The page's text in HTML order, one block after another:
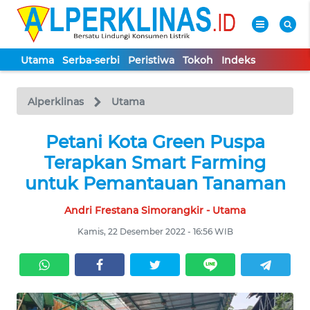
Utama Serba-serbi Peristiwa Tokoh Indeks
Alperklinas Utama
Petani Kota Green Puspa
Terapkan Smart Farming
untuk Pemantauan Tanaman
Andri Frestana Simorangkir - Utama
Kamis, 22 Desember 2022 - 16:56 WIB
TV
Tutup
UTAMA
SERBA-
SERBI
TOKOH